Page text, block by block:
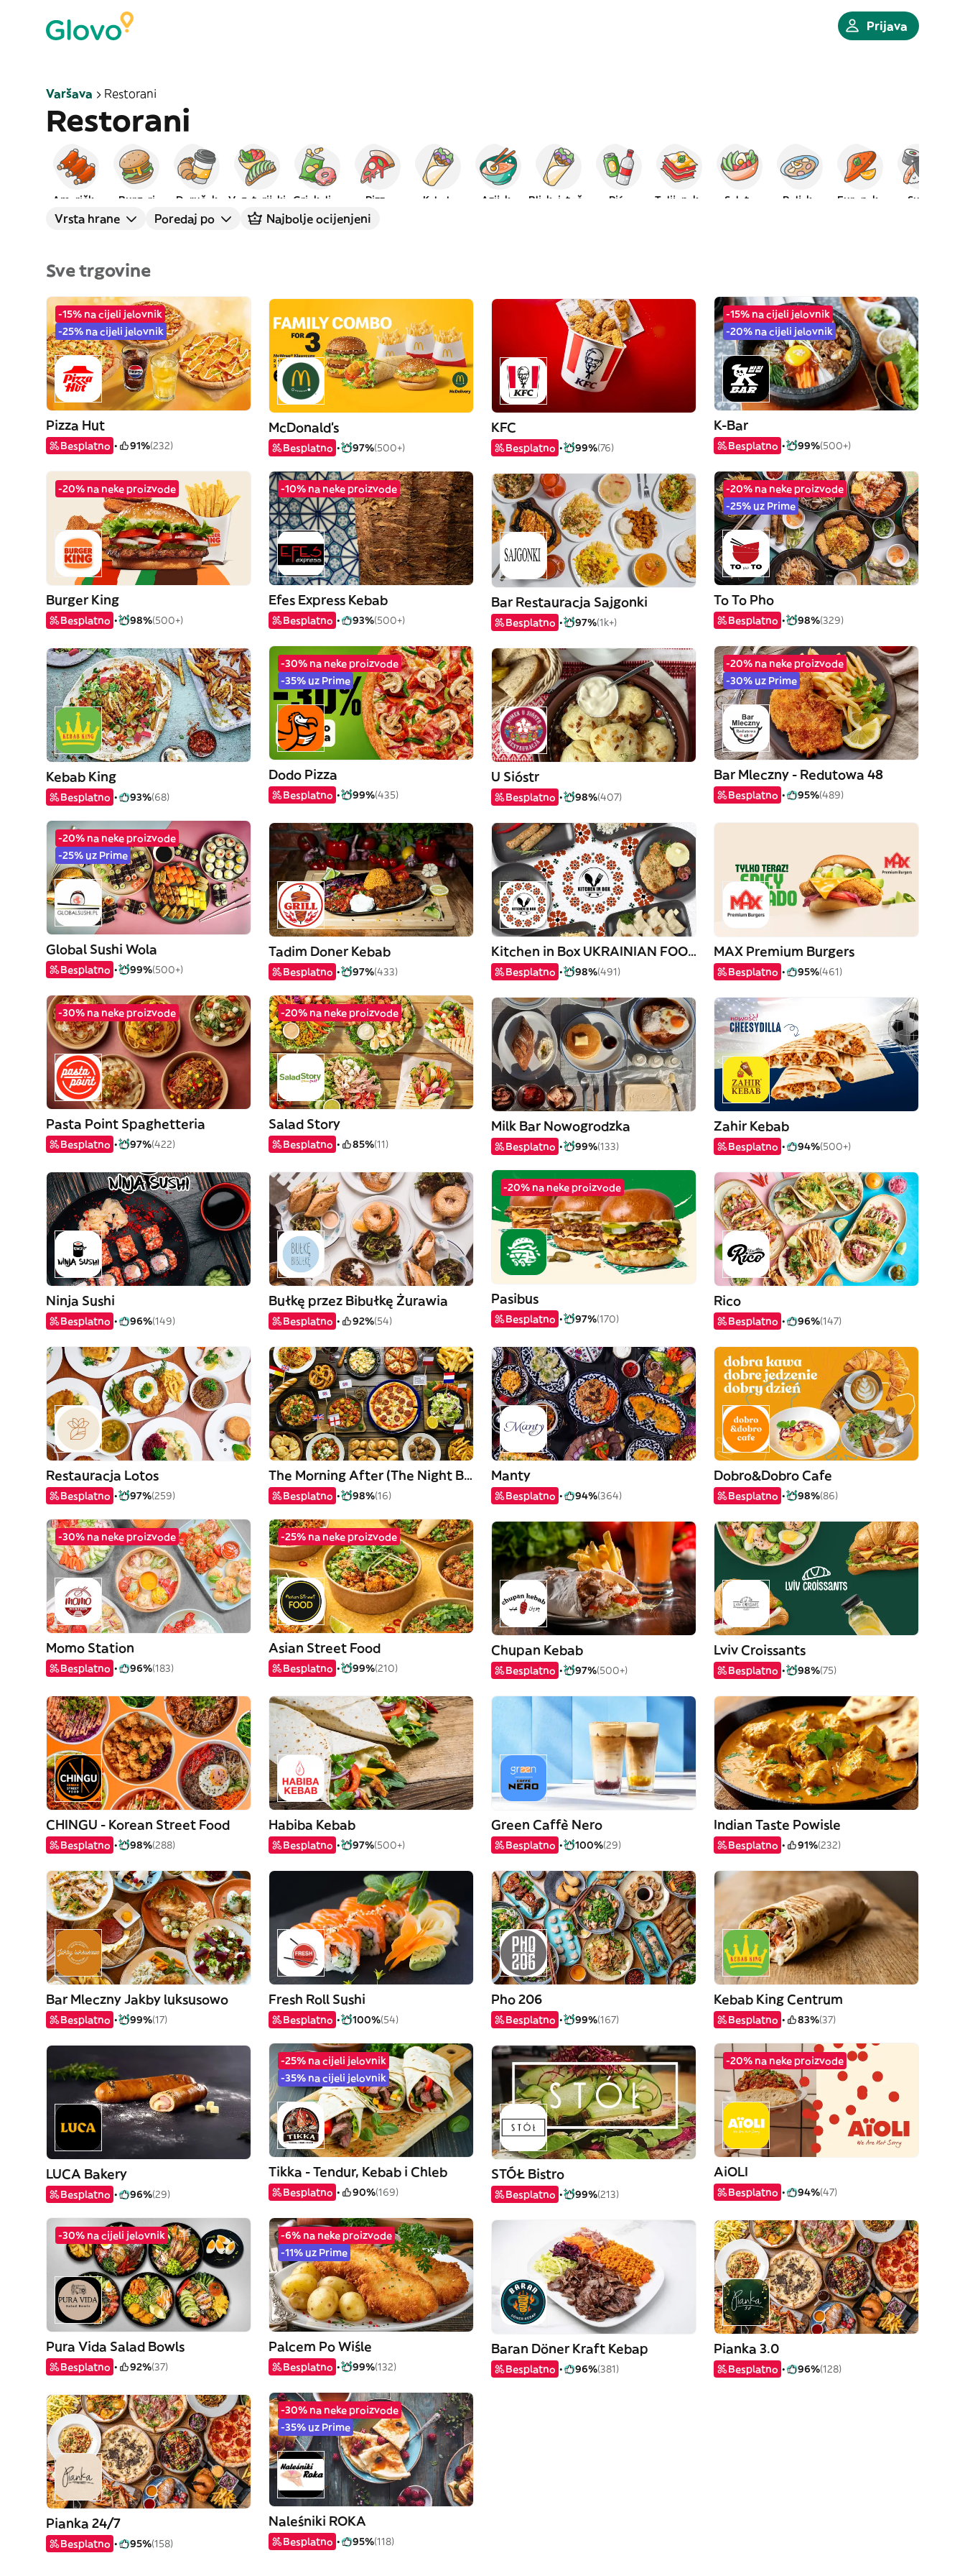
Prijava
Varšava Restorani
Restorani
Američka Burgeri Doručak Vegetarijski Grickalice Pizza Kebab Azijska Pića Talijanska Salate Poljska Europska Sushi
Vrsta hrane Poredaj po Najbolje ocijenjeni
Sve trgovine
-15% na cijeli jelovnik
-25% na cijeli jelovnik
Pizza Hut
Besplatno 91%(232)
McDonald's
Besplatno 97%(500+)
KFC
Besplatno 99%(76)
-15% na cijeli jelovnik
-20% na cijeli jelovnik
K-Bar
Besplatno 99%(500+)
-20% na neke proizvode
Burger King
Besplatno 98%(500+)
-10% na neke proizvode
Efes Express Kebab
Besplatno 93%(500+)
Bar Restauracja Sajgonki
Besplatno 97%(1k+)
-20% na neke proizvode
-25% uz Prime
To To Pho
Besplatno 98%(329)
Kebab King
Besplatno 93%(68)
-30% na neke proizvode
-35% uz Prime
Dodo Pizza
Besplatno 99%(435)
U Sióstr
Besplatno 98%(407)
-20% na neke proizvode
-30% uz Prime
Bar Mleczny - Redutowa 48
Besplatno 95%(489)
-20% na neke proizvode
-25% uz Prime
Global Sushi Wola
Besplatno 99%(500+)
Tadim Doner Kebab
Besplatno 97%(433)
Kitchen in Box UKRAINIAN FOOD
Besplatno 98%(491)
MAX Premium Burgers
Besplatno 95%(461)
-30% na neke proizvode
Pasta Point Spaghetteria
Besplatno 97%(422)
-20% na neke proizvode
Salad Story
Besplatno 85%(11)
Milk Bar Nowogrodzka
Besplatno 99%(133)
Zahir Kebab
Besplatno 94%(500+)
Ninja Sushi
Besplatno 96%(149)
Bułkę przez Bibułkę Żurawia
Besplatno 92%(54)
-20% na neke proizvode
Pasibus
Besplatno 97%(170)
Rico
Besplatno 96%(147)
Restauracja Lotos
Besplatno 97%(259)
The Morning After (The Night Before)
Besplatno 98%(16)
Manty
Besplatno 94%(364)
Dobro&Dobro Cafe
Besplatno 98%(86)
-30% na neke proizvode
Momo Station
Besplatno 96%(183)
-25% na neke proizvode
Asian Street Food
Besplatno 99%(210)
Chupan Kebab
Besplatno 97%(500+)
Lviv Croissants
Besplatno 98%(75)
CHINGU - Korean Street Food
Besplatno 98%(288)
Habiba Kebab
Besplatno 97%(500+)
Green Caffè Nero
Besplatno 100%(29)
Indian Taste Powisle
Besplatno 91%(232)
Bar Mleczny Jakby luksusowo
Besplatno 99%(17)
Fresh Roll Sushi
Besplatno 100%(54)
Pho 206
Besplatno 99%(167)
Kebab King Centrum
Besplatno 83%(37)
LUCA Bakery
Besplatno 96%(29)
-25% na cijeli jelovnik
-35% na cijeli jelovnik
Tikka - Tendur, Kebab i Chleb
Besplatno 90%(169)
STÓŁ Bistro
Besplatno 99%(213)
-20% na neke proizvode
AiOLI
Besplatno 94%(47)
-30% na cijeli jelovnik
Pura Vida Salad Bowls
Besplatno 92%(37)
-6% na neke proizvode
-11% uz Prime
Palcem Po Wiśle
Besplatno 99%(132)
Baran Döner Kraft Kebap
Besplatno 96%(381)
Pianka 3.0
Besplatno 96%(128)
Pianka 24/7
Besplatno 95%(158)
-30% na neke proizvode
-35% uz Prime
Naleśniki ROKA
Besplatno 95%(118)